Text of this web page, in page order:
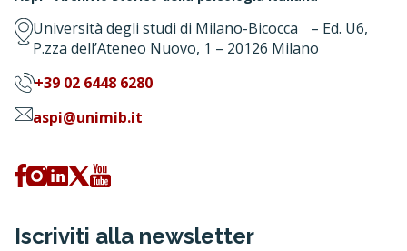
Università degli studi di Milano-Bicocca – Ed. U6,
P.zza dell’Ateneo Nuovo, 1 – 20126 Milano
+39 02 6448 6280
aspi@unimib.it
Iscriviti alla newsletter